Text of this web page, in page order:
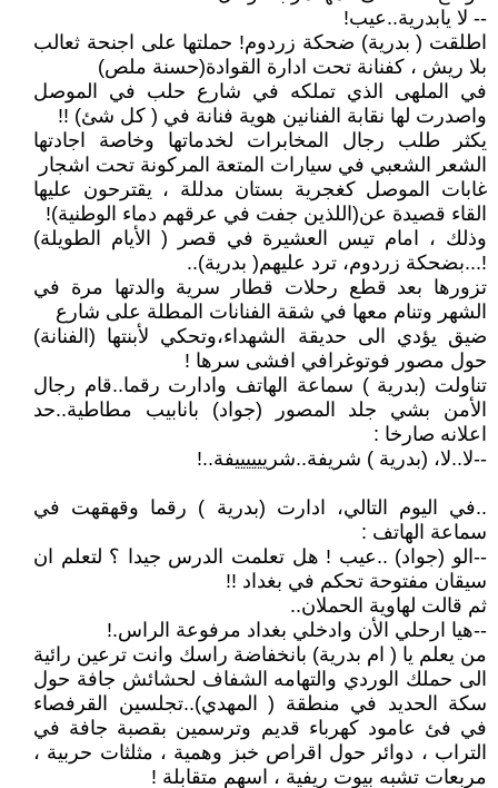
-- لا يابدرية..عيب!
اطلقت ( بدرية) ضحكة زردوم! حملتها على اجنحة ثعالب
بلا ريش ، كفنانة تحت ادارة القوادة(حسنة ملص)
في الملهى الذي تملكه في شارع حلب في الموصل
واصدرت لها نقابة الفنانين هوية فنانة في ( كل شئ) !!
يكثر طلب رجال المخابرات لخدماتها وخاصة اجادتها
الشعر الشعبي في سيارات المتعة المركونة تحت اشجار
غابات الموصل كغجرية بستان مدللة ، يقترحون عليها
القاء قصيدة عن(اللذين جفت في عرقهم دماء الوطنية)!
وذلك ، امام تيس العشيرة في قصر ( الأيام الطويلة)
!...بضحكة زردوم، ترد عليهم( بدرية)..
تزورها بعد قطع رحلات قطار سرية والدتها مرة في
الشهر وتنام معها في شقة الفنانات المطلة على شارع
ضيق يؤدي الى حديقة الشهداء،وتحكي لأبنتها (الفنانة)
حول مصور فوتوغرافي افشى سرها !
تناولت (بدرية ) سماعة الهاتف وادارت رقما..قام رجال
الأمن بشي جلد المصور (جواد) بانابيب مطاطية..حد
اعلانه صارخا :
--لا..لا، (بدرية ) شريفة..شرييييييفة..!
..في اليوم التالي، ادارت (بدرية ) رقما وقهقهت في
سماعة الهاتف :
--الو (جواد) ..عيب ! هل تعلمت الدرس جيدا ؟ لتعلم ان
سيقان مفتوحة تحكم في بغداد !!
ثم قالت لهاوية الحملان..
--هيا ارحلي الأن وادخلي بغداد مرفوعة الراس.!
من يعلم يا ( ام بدرية) بانخفاضة راسك وانت ترعين رائية
الى حملك الوردي والتهامه الشفاف لحشائش جافة حول
سكة الحديد في منطقة ( المهدي)..تجلسين القرفصاء
في فئ عامود كهرباء قديم وترسمين بقصبة جافة في
التراب ، دوائر حول اقراص خبز وهمية ، مثلثات حربية ،
مربعات تشبه بيوت ريفية ، اسهم متقابلة !